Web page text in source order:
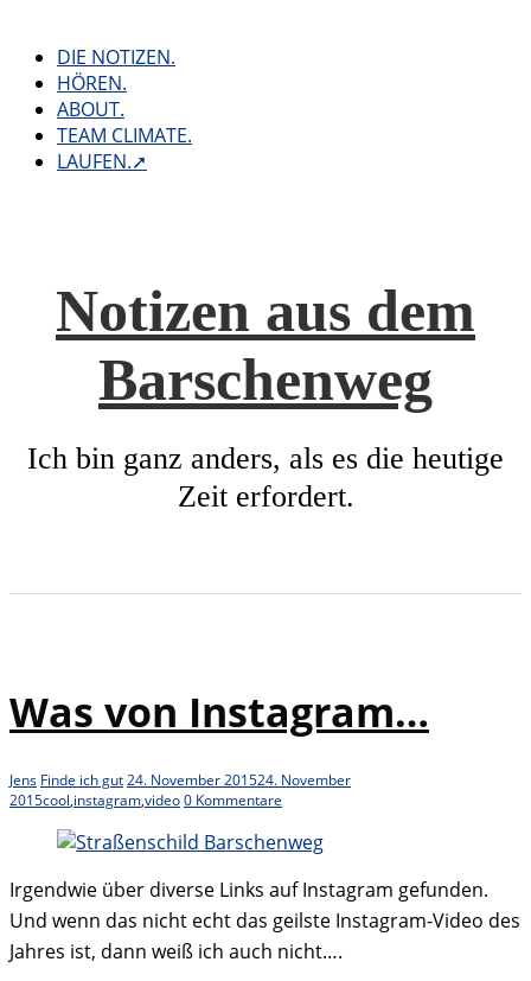
contentDIE NOTIZEN.
HÖREN.
ABOUT.
TEAM CLIMATE.
LAUFEN.➚
Notizen aus dem
Barschenweg
Ich bin ganz anders, als es die heutige
Zeit erfordert.
Was von Instagram…
Jens Finde ich gut24. November 201524. November
2015cool,instagram,video0 Kommentare
Irgendwie über diverse Links auf Instagram gefunden.
Und wenn das nicht echt das geilste Instagram-Video des
Jahres ist, dann weiß ich auch nicht….